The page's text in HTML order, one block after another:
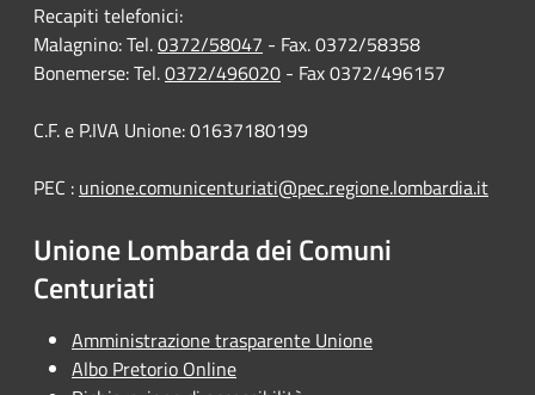
Recapiti telefonici:
Malagnino: Tel.0372/58047 - Fax. 0372/58358
Bonemerse: Tel.0372/496020 - Fax 0372/496157
C.F. e P.IVA Unione: 01637180199
PEC : unione.comunicenturiati@pec.regione.lombardia.it
Unione Lombarda dei Comuni
Centuriati
Amministrazione trasparente Unione
Albo Pretorio Online